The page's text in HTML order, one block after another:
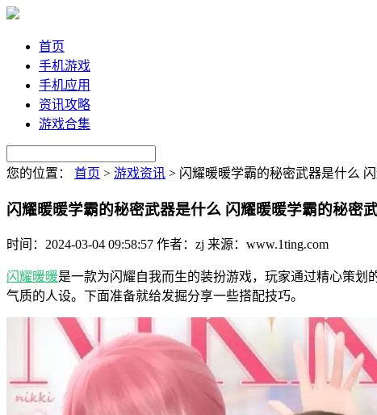
首页
手机游戏
手机应用
资讯攻略
游戏合集
您的位置： 首页 > 游戏资讯 > 闪耀暖暖学霸的秘密武器是什么
闪耀暖暖学霸的秘密武器是什么 闪耀暖暖学霸的秘密
时间：2024-03-04 09:58:57 作者：zj 来源：www.1ting.com
闪耀暖暖是一款为闪耀自我而生的装扮游戏，玩家通过精心策划
气质的人设。下面准备就给发掘分享一些搭配技巧。